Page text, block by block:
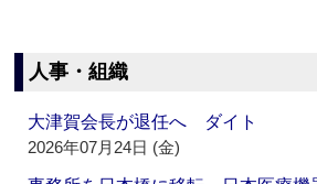
人事・組織
大津賀会長が退任へ ダイト
2026年07月24日 (金)